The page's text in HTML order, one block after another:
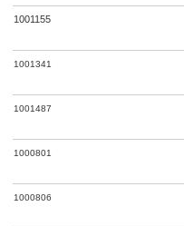
1001155
1001341
1001487
1000801
1000806